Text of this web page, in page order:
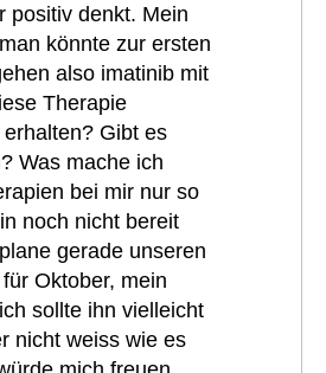
positiv denkt. Mein
könnte zur ersten
also imatinib mit
Therapie
Gibt es
Was mache ich
bei mir nur so
noch nicht bereit
gerade unseren
Oktober, mein
sollte ihn vielleicht
nicht weiss wie es